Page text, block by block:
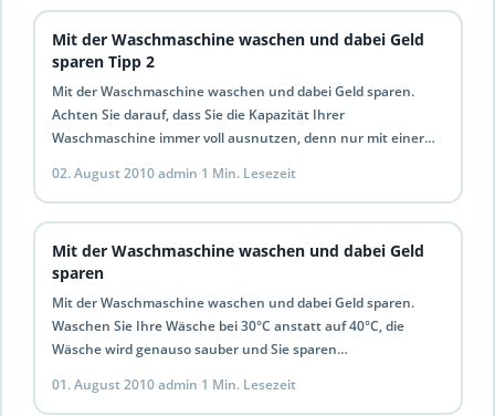
Mit der Waschmaschine waschen und dabei Geld
sparen Tipp 2
Mit der Waschmaschine waschen und dabei Geld sparen.
Achten Sie darauf, dass Sie die Kapazität Ihrer
Waschmaschine immer voll ausnutzen, denn nur mit einer
02. August 2010·admin·1 Min. Lesezeit
Mit der Waschmaschine waschen und dabei Geld
sparen
Mit der Waschmaschine waschen und dabei Geld sparen.
Waschen Sie Ihre Wäsche bei 30°C anstatt auf 40°C, die
Wäsche wird genauso sauber und Sie sparen…
01. August 2010·admin·1 Min. Lesezeit